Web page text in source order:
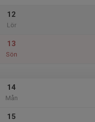
12
Lör
13
Sön
14
Mån
15